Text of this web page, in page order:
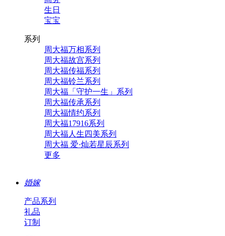
生日
宝宝
系列
周大福万相系列
周大福故宫系列
周大福传福系列
周大福铃兰系列
周大福「守护一生」系列
周大福传承系列
周大福情约系列
周大福17916系列
周大福人生四美系列
周大福 爱·灿若星辰系列
更多
婚嫁
产品系列
礼品
订制